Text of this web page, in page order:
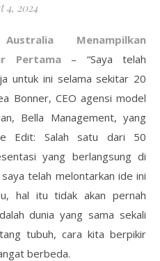
4, 2024
Menampilkan
Pertama– “Saya telah
untuk ini selama sekitar 20
Bonner, CEO agensi model
Bella Management, yang
Edit: Salah satu dari 50
yang berlangsung di
saya telah melontarkan ide ini
hal itu tidak akan pernah
dunia yang sama sekali
tubuh, cara kita berpikir
berbeda.